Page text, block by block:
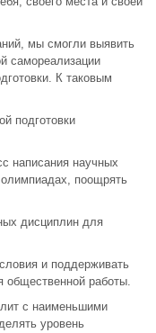
мы смогли выявить
самореализации
К таковым
подготовки
написания научных
олимпиадах, поощрять
дисциплин для
и поддерживать
общественной работы.
с наименьшими
уровень